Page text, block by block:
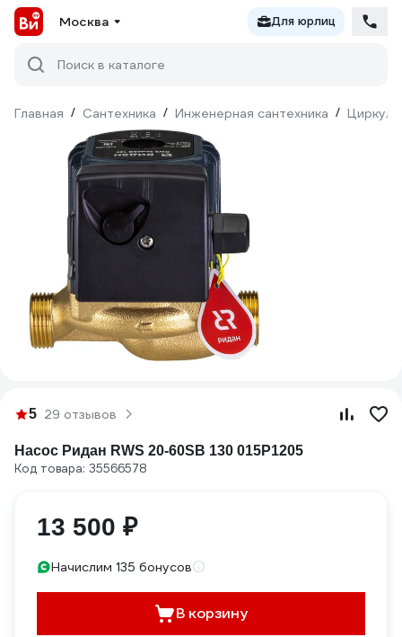
Москва Для юрлиц
Поиск в каталоге
Главная / Сантехника / Инженерная сантехника /
5 29 отзывов
Насос Ридан RWS 20-60SB 130 015P1205
Код товара: 35566578
13 500 ₽
Начислим 135 бонусов
В корзину